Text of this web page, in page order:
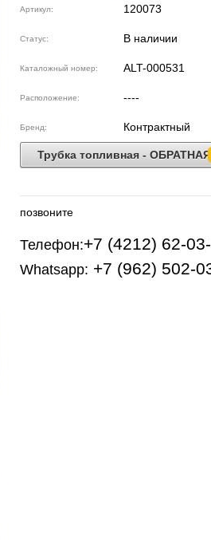
Артикул: 120073
Статус: В наличии
Каталожный номер: ALT-000531
Расположение: ----
Бренд: Контрактный
Трубка топливная - ОБРАТНАЯ
позвоните
Телефон:+7 (4212) 62-
Whatsapp: +7 (962) 502-